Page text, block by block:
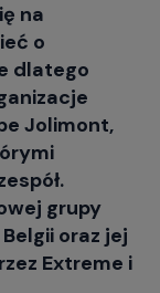
na
o
dlatego
Jolimont,
grupy
oraz jej
Extreme i